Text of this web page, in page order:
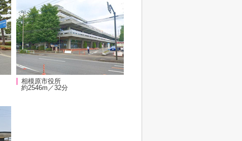
相模原市役所
約2546m／32分